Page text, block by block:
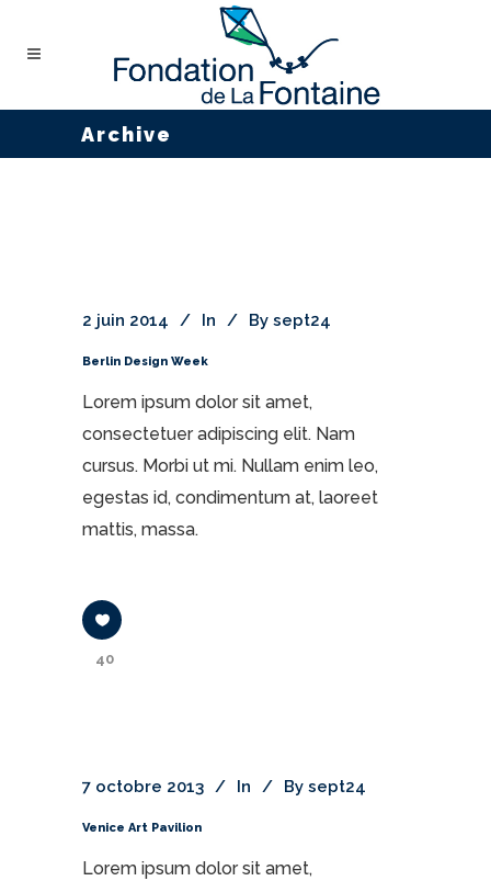
Archive
2 juin 2014 In By sept24
Berlin Design Week
Lorem ipsum dolor sit amet,
consectetuer adipiscing elit. Nam
cursus. Morbi ut mi. Nullam enim leo,
egestas id, condimentum at, laoreet
mattis, massa.
40
7 octobre 2013 In By sept24
Venice Art Pavilion
Lorem ipsum dolor sit amet,